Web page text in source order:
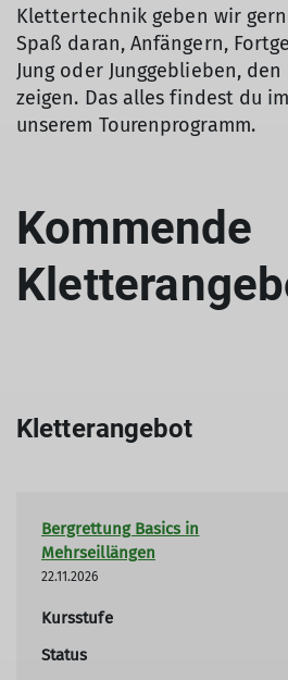
Klettertechnik geben wir
Spaß daran, Anfängern,
Jung oder Junggeblieben,
zeigen. Das alles findest du
unserem Tourenprogramm.
Kommende
Kletterangebot
Bergrettung Basics in
Mehrseillängen
22.11.2026
Kursstufe
Status